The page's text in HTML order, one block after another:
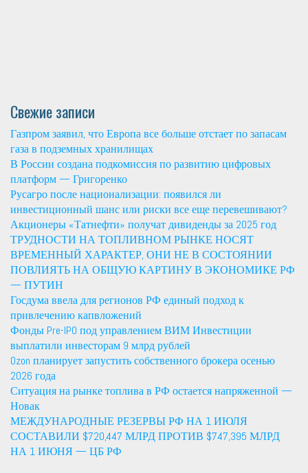
Свежие записи
Газпром заявил, что Европа все больше отстает по запасам
газа в подземных хранилищах
В России создана подкомиссия по развитию цифровых
платформ — Григоренко
Русагро после национализации: появился ли
инвестиционный шанс или риски все еще перевешивают?
Акционеры «Татнефти» получат дивиденды за 2025 год
ТРУДНОСТИ НА ТОПЛИВНОМ РЫНКЕ НОСЯТ
ВРЕМЕННЫЙ ХАРАКТЕР, ОНИ НЕ В СОСТОЯНИИ
ПОВЛИЯТЬ НА ОБЩУЮ КАРТИНУ В ЭКОНОМИКЕ РФ
— ПУТИН
Госдума ввела для регионов РФ единый подход к
привлечению капвложений
Фонды Pre-IPO под управлением ВИМ Инвестиции
выплатили инвесторам 9 млрд рублей
Ozon планирует запустить собственного брокера осенью
2026 года
Ситуация на рынке топлива в РФ остается напряженной —
Новак
МЕЖДУНАРОДНЫЕ РЕЗЕРВЫ РФ НА 1 ИЮЛЯ
СОСТАВИЛИ $720,447 МЛРД ПРОТИВ $747,395 МЛРД
НА 1 ИЮНЯ — ЦБ РФ